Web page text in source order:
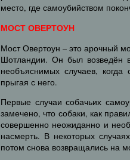
место, где самоубийством
МОСТ ОВЕРТОУН
Мост Овертоун – это арочный
Шотландии. Он был возведён
необъяснимых случаев,
прыгая с него.
Первые случаи собачьих
замечено, что собаки, как
совершенно неожиданно и
насмерть. В некоторых
потом снова возвращались на